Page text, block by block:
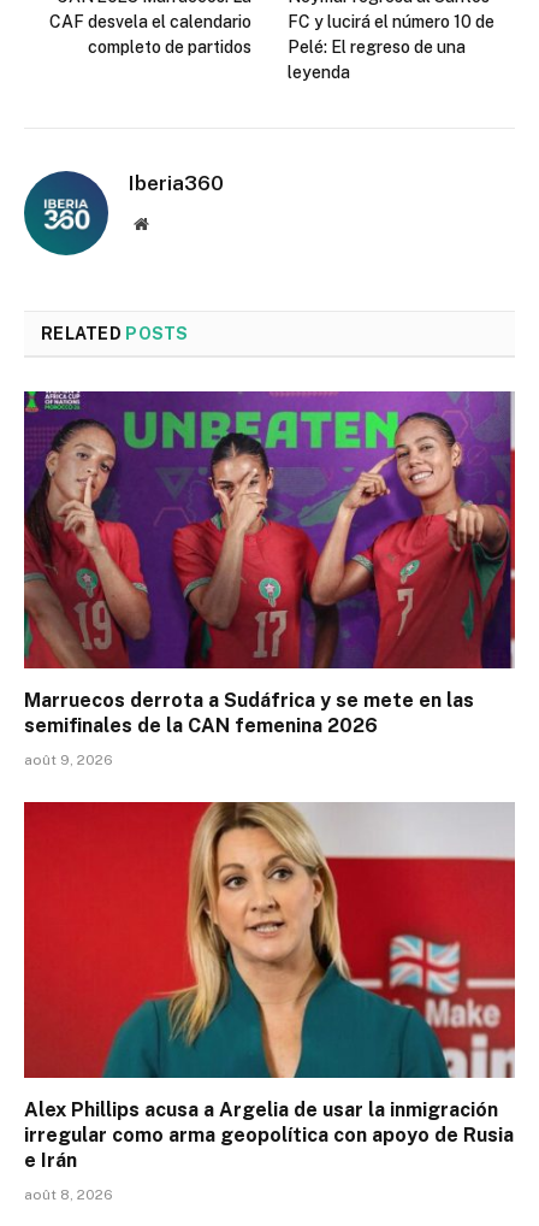
CAF desvela el calendario
completo de partidos
FC y lucirá el número 10 de
Pelé: El regreso de una
leyenda
Iberia360
Website
RELATED POSTS
Marruecos derrota a Sudáfrica y se mete en las
semifinales de la CAN femenina 2026
août 9, 2026
Alex Phillips acusa a Argelia de usar la inmigración
irregular como arma geopolítica con apoyo de Rusia
e Irán
août 8, 2026